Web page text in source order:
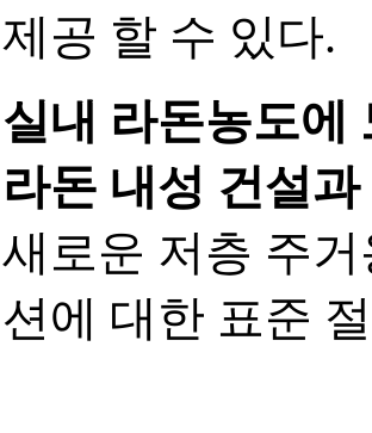
공 할 수 있다.
내 라돈농도
돈 내성 건설
로운 저층 주
에 대한 표준